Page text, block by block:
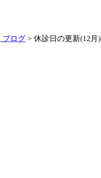
ブログ > 休診日の更新(12月)